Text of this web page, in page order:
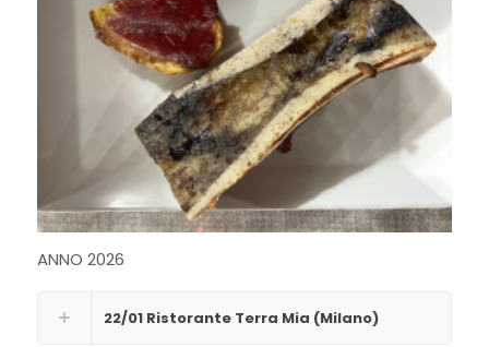
ANNO 2026
22/01 Ristorante Terra Mia (Milano)